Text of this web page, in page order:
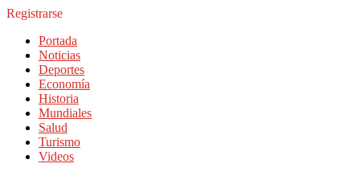
Registrarse
Portada
Noticias
Deportes
Economía
Historia
Mundiales
Salud
Turismo
Videos